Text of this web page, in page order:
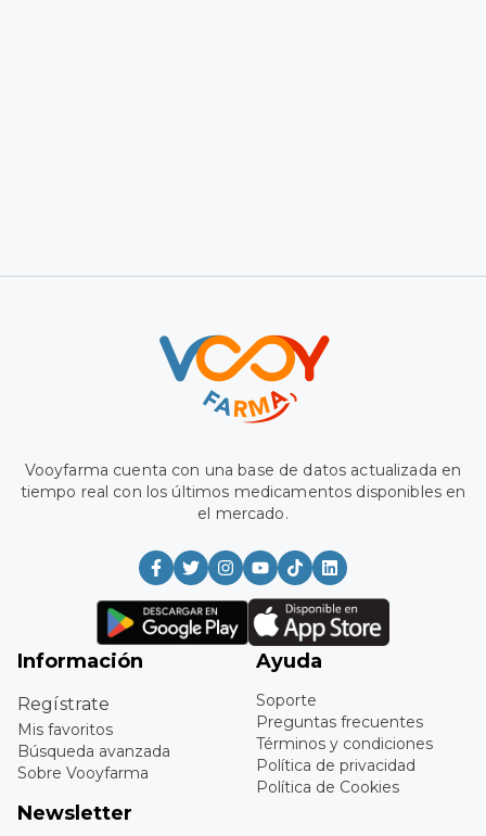
Vooyfarma cuenta con una base de datos actualizada en
tiempo real con los últimos medicamentos disponibles en
el mercado.
Información
Regístrate
Mis favoritos
Búsqueda avanzada
Sobre Vooyfarma
Ayuda
Soporte
Preguntas frecuentes
Términos y condiciones
Política de privacidad
Política de Cookies
Newsletter